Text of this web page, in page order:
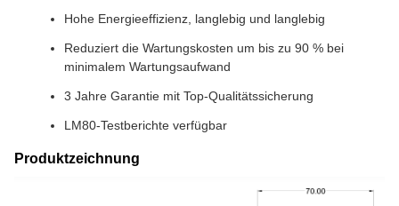
Hohe Energieeffizienz, langlebig und langlebig
Reduziert die Wartungskosten um bis zu 90 % bei
minimalem Wartungsaufwand
3 Jahre Garantie mit Top-Qualitätssicherung
LM80-Testberichte verfügbar
Produktzeichnung